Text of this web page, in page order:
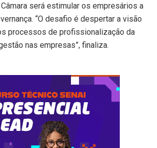
será estimular os empresários a
“O desafio é despertar a visão
processos de profissionalização da
nas empresas”, finaliza.